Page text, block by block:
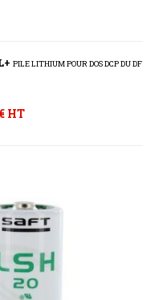
PILE LITHIUM POUR DOS DCP DU DF
HT